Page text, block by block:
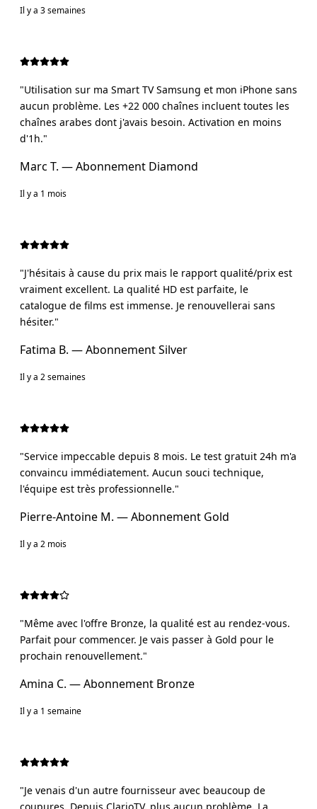
Il y a 3 semaines
"Utilisation sur ma Smart TV Samsung et mon iPhone sans
aucun problème. Les +22 000 chaînes incluent toutes les
chaînes arabes dont j'avais besoin. Activation en moins
d'1h."
Marc T. — Abonnement Diamond
Il y a 1 mois
"J'hésitais à cause du prix mais le rapport qualité/prix est
vraiment excellent. La qualité HD est parfaite, le
catalogue de films est immense. Je renouvellerai sans
hésiter."
Fatima B. — AbonnementSilver
Il y a 2 semaines
"Service impeccable depuis 8 mois. Le test gratuit 24h m'a
convaincu immédiatement. Aucun souci technique,
l'équipe est très professionnelle."
Pierre-Antoine M. — Abonnement Gold
Il y a 2 mois
"Même avec l'offre Bronze, la qualité est au rendez-vous.
Parfait pour commencer. Je vais passer à Gold pour le
prochain renouvellement."
Amina C. — Abonnement Bronze
Il y a 1 semaine
"Je venais d'un autre fournisseur avec beaucoup de